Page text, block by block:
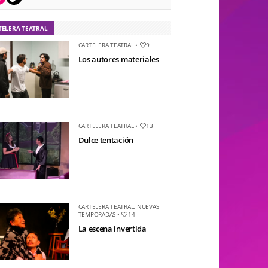
TEATRAL
CARTELERA TEATRAL• 9
Los autores materiales
CARTELERA TEATRAL• 13
Dulce tentación
CARTELERA TEATRAL, NUEVAS
TEMPORADAS • 14
La escena invertida